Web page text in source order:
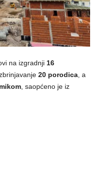
na izgradnji 16
20 porodica , a
, saopćeno je iz